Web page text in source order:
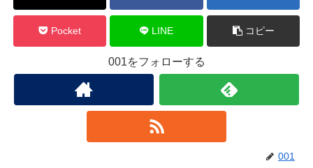
Pocket LINE コピー
001をフォローする
001